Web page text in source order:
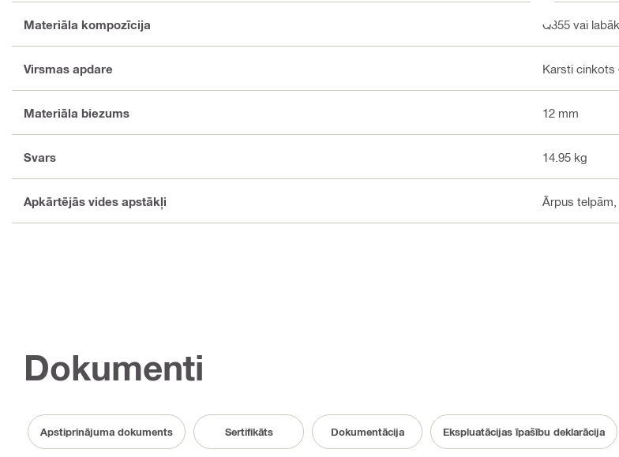
Materiāla kompozīcija Q355 vai
Virsmas apdare Karsti
Materiāla biezums 12 mm
Svars 14.95 kg
Apkārtējās vides apstākļi Ārpus
Dokumenti
Apstiprinājuma dokuments Sertifikāts Dokumentācija Ekspluatācijas īpašību deklarācija